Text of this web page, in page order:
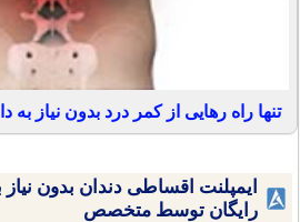
تنها راه رهایی از کمر درد بدون نیاز
ایمپلنت اقساطی دندان بدون
رایگان توسط متخصص